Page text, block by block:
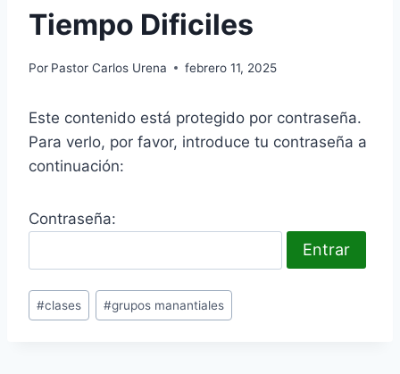
Tiempo Dificiles
Por Pastor Carlos Urena febrero 11, 2025
Este contenido está protegido por contraseña.
Para verlo, por favor, introduce tu contraseña a
continuación:
Contraseña:
Etiquetas
de
#clases #grupos manantiales